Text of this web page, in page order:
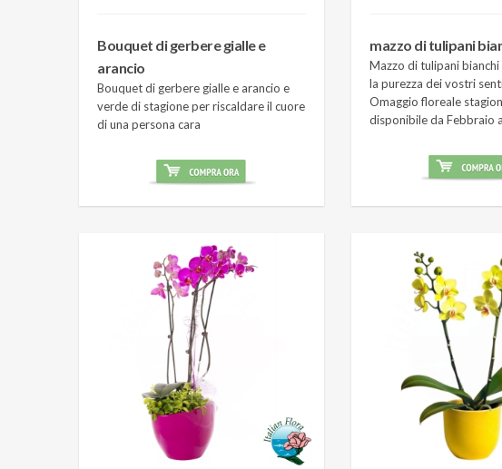
Bouquet di gerbere gialle e
arancio
Bouquet di gerbere gialle e arancio e
verde di stagione per riscaldare il cuore
di una persona cara
mazzo di tulipani
Mazzo di tulipani
la purezza dei vostri
Omaggio floreale
disponibile da Febbraio